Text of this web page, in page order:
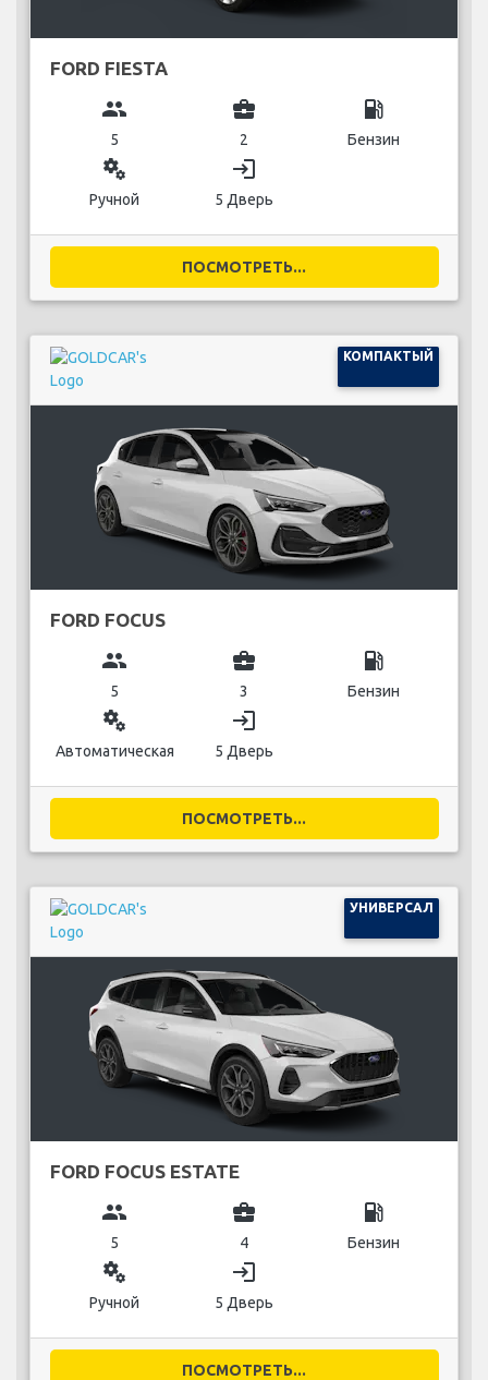
FORD FIESTA
group
5
business_center
2
local_gas_station
Бензин
miscellaneous_services
Ручной
login
5 Дверь
ПОСМОТРЕТЬ...
КОМПАКТЫЙ
FORD FOCUS
group
5
business_center
3
local_gas_station
Бензин
miscellaneous_services
Автоматическая
login
5 Дверь
ПОСМОТРЕТЬ...
УНИВЕРСАЛ
FORD FOCUS ESTATE
group
5
business_center
4
local_gas_station
Бензин
miscellaneous_services
Ручной
login
5 Дверь
ПОСМОТРЕТЬ...